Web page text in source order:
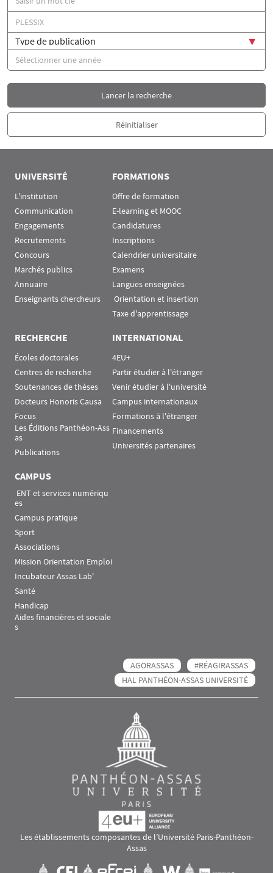
UNIVERSITÉ
L'institution
Communication
Engagements
Recrutements
Concours
Marchés publics
Annuaire
Enseignants chercheurs
FORMATIONS
Offre de formation
E-learning et MOOC
Candidatures
Inscriptions
Calendrier universitaire
Examens
Langues enseignées
Orientation et insertion
Taxe d'apprentissage
RECHERCHE
Écoles doctorales
Centres de recherche
Soutenances de thèses
Docteurs Honoris Causa
Focus
Les Éditions Panthéon-Ass
as
Publications
INTERNATIONAL
4EU+
Partir étudier à l'étranger
Venir étudier à l'université
Campus internationaux
Formations à l'étranger
Financements
Universités partenaires
CAMPUS
es
Campus pratique
Sport
Associations
Mission Orientation Emploi
Incubateur Assas Lab'
Santé
Handicap
Aides financières et sociale
s
AGORASSAS
#RÉAGIRASSAS
HAL PANTHÉON-ASSAS UNIVERSITÉ
Les établissements composantes de l’Université Paris-Panthéon-
Assas
Visuel svgVisuel svg Visuel svgVisuel svg